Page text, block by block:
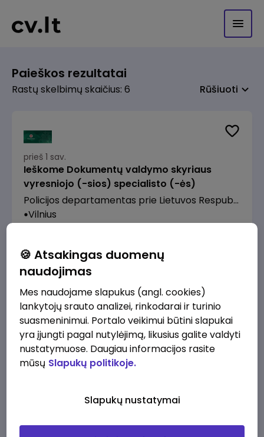
Paieškos rezultatai
Rastų skelbimų skaičius: 6 Rūšiuoti
prieš 1 sav.
Ieškome Dokumentų valdymo skyriaus
vyresniojo (-sios) specialisto (-ės)
Policijos departamentas prie Lietuvos Respublikos vidaus reikalų ministerijos
Vilnius
prieš 1 sav.
Vertimų skyrius ieško rusų kalbos vyresniojo
vertėjo
1618 - 1798 €/mėn. Prieš mokesčius
🍪 Atsakingas duomenų
naudojimas
Mes naudojame slapukus (angl. cookies)
lankytojų srauto analizei, rinkodarai ir turinio
suasmeninimui. Portalo veikimui būtini slapukai
yra įjungti pagal nutylėjimą, likusius galite valdyti
nustatymuose. Daugiau informacijos rasite
mūsų Slapukų politikoje.
Slapukų nustatymai